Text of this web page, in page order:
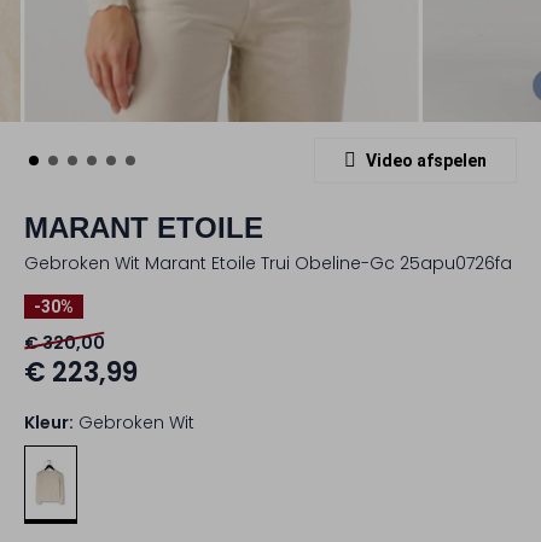
Video afspelen
MARANT ETOILE
Gebroken Wit Marant Etoile Trui Obeline-Gc 25apu0726fa
-30%
€ 320,00
€ 223,99
Kleur: Gebroken Wit